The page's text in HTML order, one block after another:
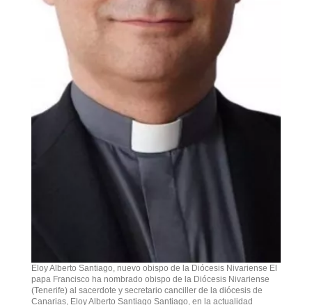
Eloy Alberto Santiago, nuevo obispo de la Diócesis Nivariense El
papa Francisco ha nombrado obispo de la Diócesis Nivariense
(Tenerife) al sacerdote y secretario canciller de la diócesis de
Canarias, Eloy Alberto Santiago Santiago, en la actualidad